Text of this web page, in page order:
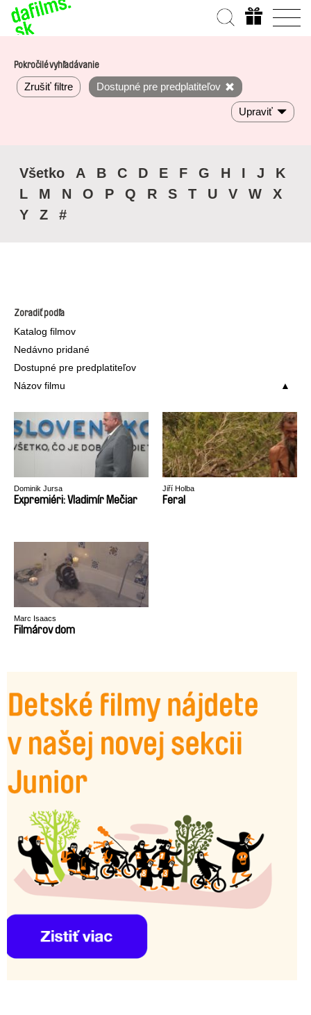
Pokročilé vyhľadávanie
Zrušiť filtre Dostupné pre predplatiteľov
Upraviť
Všetko A B C D E F G H I J
K
L
M N O P Q R S T U V W
X
Y
Z #
Zoradiť podľa
Katalog filmov
Nedávno pridané
Dostupné pre predplatiteľov
Názov filmu
Dominik Jursa
Expremiéri: Vladimír Mečiar
Jiří Holba
Feral
Marc Isaacs
Filmárov dom